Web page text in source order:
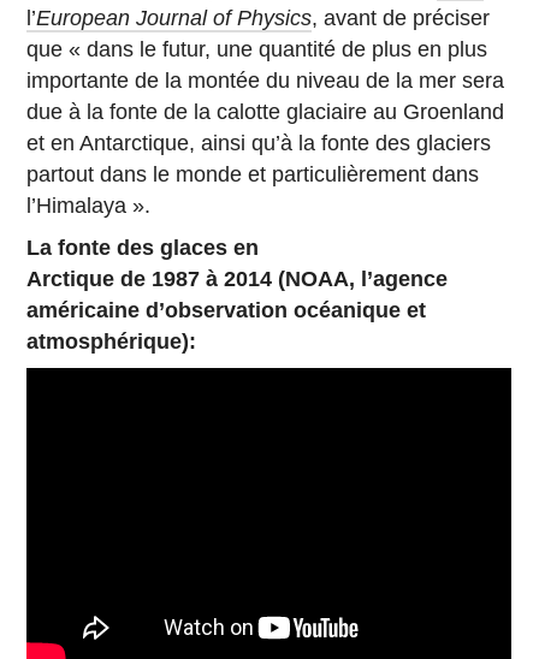
l’European Journal of Physics, avant de préciser
que « dans le futur, une quantité de plus en plus
importante de la montée du niveau de la mer sera
due à la fonte de la calotte glaciaire au Groenland
et en Antarctique, ainsi qu’à la fonte des glaciers
partout dans le monde et particulièrement dans
l’Himalaya ».
La fonte des glaces en
Arctique de 1987 à 2014 (NOAA, l’agence
américaine d’observation océanique et
atmosphérique):